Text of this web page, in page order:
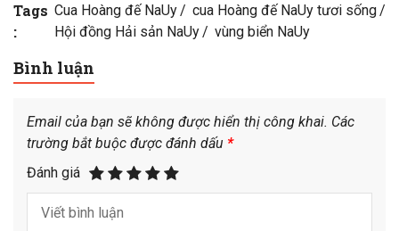
Tags
:
Cua Hoàng đế NaUy
cua Hoàng đế NaUy tươi sống
Hội đồng Hải sản NaUy
vùng biển NaUy
Bình luận
Email của bạn sẽ không được hiển thị công khai. Các
trường bắt buộc được đánh dấu *
Đánh giá